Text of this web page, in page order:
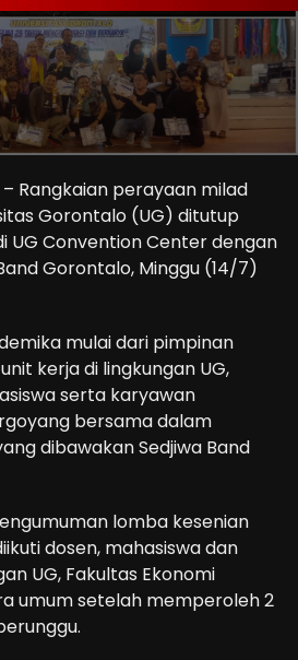
– Rangkaian perayaan milad
Gorontalo (UG) ditutup
UG Convention Center dengan
Gorontalo, Minggu (14/7)
mulai dari pimpinan
kerja di lingkungan UG,
serta karyawan
bersama dalam
dibawakan Sedjiwa Band
lomba kesenian
dosen, mahasiswa dan
UG, Fakultas Ekonomi
umum setelah memperoleh 2